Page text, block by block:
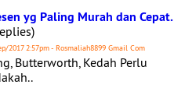
yg Paling Murah dan Cepat.
2017 2:57pm - Rosmaliah8899 Gmail Com
Butterworth, Kedah Perlu